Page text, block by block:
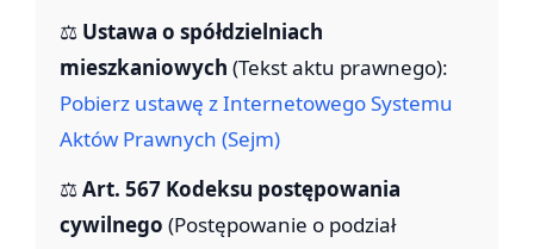
⚖️ Ustawa o spółdzielniach
mieszkaniowych (Tekst aktu prawnego):
Pobierz ustawę z Internetowego Systemu
Aktów Prawnych (Sejm)
⚖️Art. 567 Kodeksu postępowania
cywilnego (Postępowanie o podział